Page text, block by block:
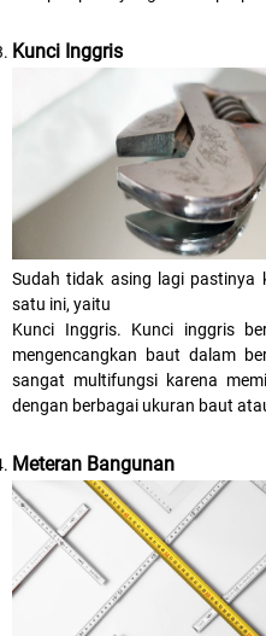
Kunci Inggris
Sudah tidak asing lagi pastinya
satu ini, yaitu
Kunci Inggris. Kunci inggris
mengencangkan baut dalam
sangat multifungsi karena
dengan berbagai ukuran baut
Meteran Bangunan